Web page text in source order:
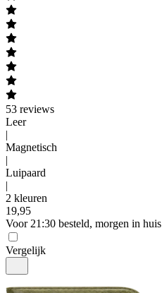
53 reviews
Leer
|
Magnetisch
|
Luipaard
|
2 kleuren
19,95
Voor 21:30 besteld, morgen in huis
Vergelijk